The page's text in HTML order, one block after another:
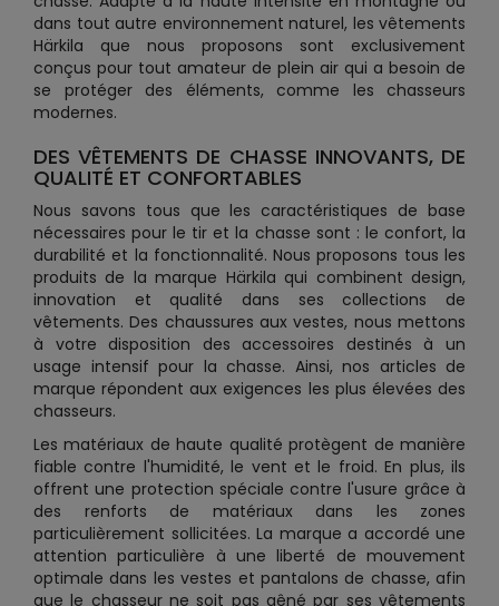
dans tout autre environnement naturel, les vêtements
Härkila que nous proposons sont exclusivement
conçus pour tout amateur de plein air qui a besoin de
se protéger des éléments, comme les chasseurs
modernes.
DES VÊTEMENTS DE CHASSE INNOVANTS, DE
QUALITÉ ET CONFORTABLES
Nous savons tous que les caractéristiques de base
nécessaires pour le tir et la chasse sont : le confort, la
durabilité et la fonctionnalité. Nous proposons tous les
produits de la marque Härkila qui combinent design,
innovation et qualité dans ses collections de
vêtements. Des chaussures aux vestes, nous mettons
à votre disposition des accessoires destinés à un
usage intensif pour la chasse. Ainsi, nos articles de
marque répondent aux exigences les plus élevées des
chasseurs.
Les matériaux de haute qualité protègent de manière
fiable contre l'humidité, le vent et le froid. En plus, ils
offrent une protection spéciale contre l'usure grâce à
des renforts de matériaux dans les zones
particulièrement sollicitées. La marque a accordé une
attention particulière à une liberté de mouvement
optimale dans les vestes et pantalons de chasse, afin
que le chasseur ne soit pas gêné par ses vêtements